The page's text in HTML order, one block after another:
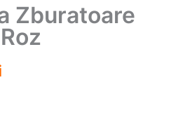
Zburatoare